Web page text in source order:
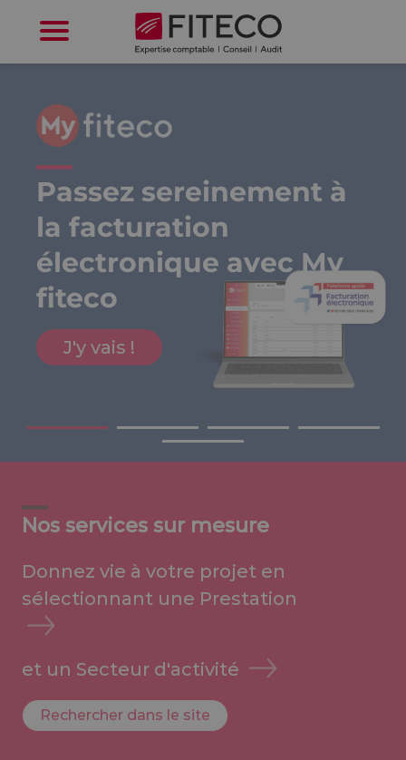
Passez sereinement à
la facturation
électronique avec My
fiteco
J'y vais !
Nos services sur mesure
Donnez vie à votre projet en
sélectionnant une Prestation
et un Secteur d'activité
Rechercher dans le site
Cookies management panel